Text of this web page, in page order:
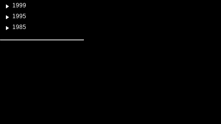
1999
1995
1985